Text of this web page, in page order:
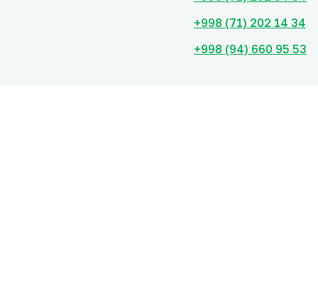
+998 (71) 202 14 34
+998 (94) 660 95 53